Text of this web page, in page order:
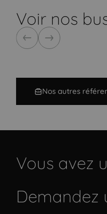
Voir nos
Précédent
Suivant
Nos autres
Vous avez
Demandez